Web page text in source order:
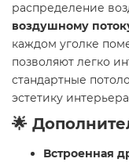
распределение
воздушному
каждом уголке
позволяют легко
стандартные
эстетику
🌟
Встроенная